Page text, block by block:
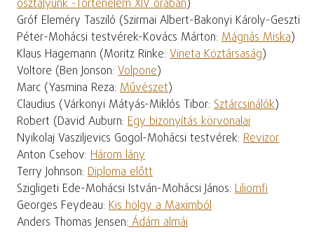
osztályunk -Történelem XIV órában)
Gróf Eleméry Tasziló (Szirmai Albert-Bakonyi Károly-Geszti
Péter-Mohácsi testvérek-Kovács Márton: Mágnás Miska)
Klaus Hagemann (Moritz Rinke: Vineta Köztársaság)
Voltore (Ben Jonson: Volpone)
Marc (Yasmina Reza: Művészet)
Claudius (Várkonyi Mátyás-Miklós Tibor: Sztárcsinálók)
Robert (David Auburn: Egy bizonyítás körvonalai
Nyikolaj Vasziljevics Gogol-Mohácsi testvérek: Revizor
Anton Csehov: Három lány
Terry Johnson: Diploma előtt
Szigligeti Ede-Mohácsi István-Mohácsi János: Liliomfi
Georges Feydeau: Kis hölgy a Maximból
Anders Thomas Jensen:Ádám almái